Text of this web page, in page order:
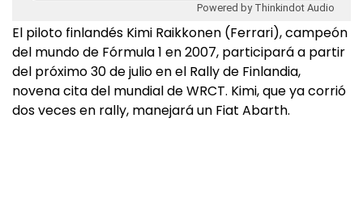
Powered by Thinkindot Audio
El piloto finlandés Kimi Raikkonen (Ferrari), campeón
del mundo de Fórmula 1 en 2007, participará a partir
del próximo 30 de julio en el Rally de Finlandia,
novena cita del mundial de WRCT. Kimi, que ya corrió
dos veces en rally, manejará un Fiat Abarth.